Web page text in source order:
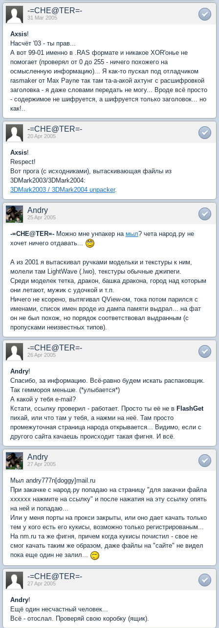
-=CHE@TER=-
31 Mar 2005
Axsis!
Насчёт '03 - ты прав...
А вот 99-01 именно в .RAS формате и никакое XOR'онье не
помогает (проверял от 0 до 255 - ничего похожего на
осмысленную информацию)... Я как-то пускал под отладчиком
rasmaker от Max Payne так там та-а-акой ахтунг с расшифровкой
заголовка - я даже словами передать не могу... Вроде всё просто
- содержимое не шифруется, а шифруется только заголовок... но
как!..
-=CHE@TER=-
20 Apr 2005
Axsis!
Respect!
Вот прога (с исходниками), вытаскивающая файлы из
3DMark2003/3DMark2004:
3DMark2003 / 3DMark2004 unpacker.
Andry
25 Apr 2005
-=CHE@TER=- Можно мне унпакер на мыл? чета народ.ру не
хочет ничего отдавать...
А из 2001 я вытаскивал ручками модельки и текстуры к ним,
молели там LightWave (.lwo), текстуры обычные джипеги.
Среди моделек тетка, дракон, башка дракона, город над которым
они летают, мужик с удочкой и т.п.
Ничего не ксорено, вытягивал QView-ом, тока потом парился с
именами, список имен вроде из дампа памяти выдрал... на фат
он не был похож, но порядок соответствовал выдранным (с
пропусками неизвестных типов).
-=CHE@TER=-
26 Apr 2005
Andry!
Спасибо, за информацию. Всё-равно будем искать распаковщик.
Так геммороя меньше. (*улыбается*)
А какой у тебя e-mail?
Кстати, ссылку проверил - работает. Просто ты её не в FlashGet
пихай, или что там у тебя, а нажми на неё. Там просто
промежуточная страница народа открывается... Видимо, если с
другого сайта качаешь происходит такая фигня. И всё.
Andry
27 Apr 2005
Мыл andry777n[doggy]mail.ru
При закачке с народ.ру попадаю на страницу "для закачки файла
хххххх нажмите на ссылку" и после нажатия на эту ссылку опять
на ней и попадаю...
Или у меня порты на прокси закрыты, или оно дает качать только
тем у кого есть его кукисы, возможно только регистрированым...
На nm.ru та же фигня, причем когда кукисы почистил - свое не
смог качать таким же образом, даже файлы на "сайте" не видел
пока еще один не залил...
-=CHE@TER=-
27 Apr 2005
Andry!
Ещё один несчастный человек...
Всё - отослал. Проверяй свою коробку (ящик).